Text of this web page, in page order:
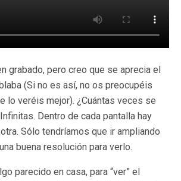
grabado, pero creo que se aprecia el
(Si no es así, no os preocupéis
lo veréis mejor). ¿Cuántas veces se
Dentro de cada pantalla hay
Sólo tendríamos que ir ampliando
buena resolución para verlo.
parecido en casa, para “ver” el